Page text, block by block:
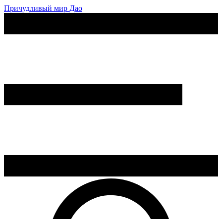
Причудливый мир Дао